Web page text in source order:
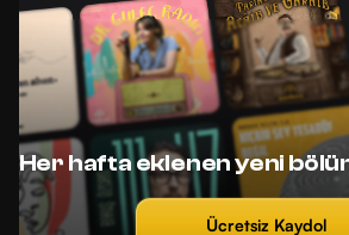
Her hafta eklenen yeni
Ücretsiz Kaydol